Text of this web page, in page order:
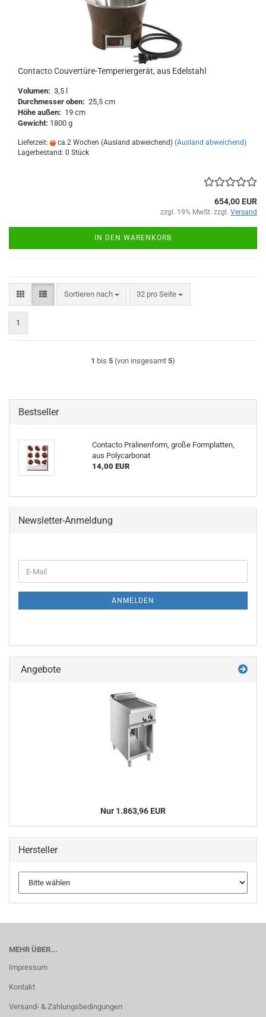
Contacto Couvertüre-Temperiergerät, aus Edelstahl
Volumen: 3,5 l
Durchmesser oben: 25,5 cm
Höhe außen: 19 cm
Gewicht: 1800 g
Lieferzeit: ca.2 Wochen (Ausland abweichend) (Ausland abweichend)
Lagerbestand: 0 Stück
654,00 EUR
zzgl. 19% MwSt. zzgl. Versand
IN DEN WARENKORB
Sortieren nach
Sortieren nach 32 pro Seite
pro Seite
1
1 bis 5 (von insgesamt 5)
Bestseller
Contacto Pralinenform, große Formplatten,
aus Polycarbonat
14,00 EUR
Newsletter-Anmeldung
ZUR
E-
Mail
ANMELDEN
Angebote
Nur 1.863,96 EUR
Hersteller
MEHR ÜBER...
Impressum
Kontakt
Versand- & Zahlungsbedingungen